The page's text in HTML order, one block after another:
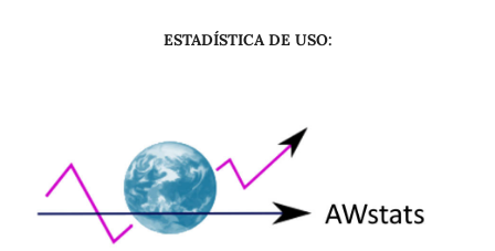
ESTADÍSTICA DE USO: